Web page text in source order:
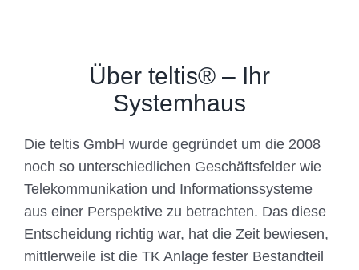
Über teltis® – Ihr
Systemhaus
Die teltis GmbH wurde gegründet um die 2008
noch so unterschiedlichen Geschäftsfelder wie
Telekommunikation und Informationssysteme
aus einer Perspektive zu betrachten. Das diese
Entscheidung richtig war, hat die Zeit bewiesen,
mittlerweile ist die TK Anlage fester Bestandteil